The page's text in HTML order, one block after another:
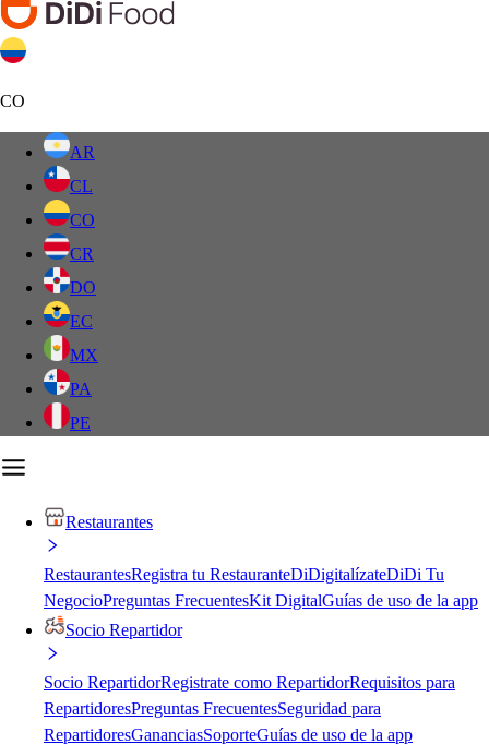
CO
AR
CL
CO
CR
DO
EC
MX
PA
PE
Restaurantes
RestaurantesRegistra tu RestauranteDiDigitalízateDiDi Tu
NegocioPreguntas FrecuentesKit DigitalGuías de uso de la app
Socio Repartidor
Socio RepartidorRegistrate como RepartidorRequisitos para
RepartidoresPreguntas FrecuentesSeguridad para
RepartidoresGananciasSoporteGuías de uso de la app